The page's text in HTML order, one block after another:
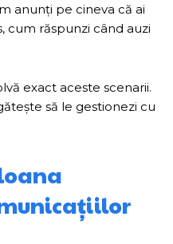
anunți pe cineva că ai
cum răspunzi când auzi
exact aceste scenarii.
să le gestionezi cu